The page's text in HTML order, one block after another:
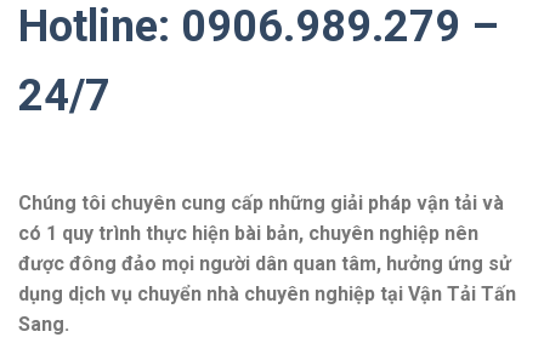
Hotline: 0906.989.279 –
24/7
Chúng tôi chuyên cung cấp những giải pháp vận tải và
có 1 quy trình thực hiện bài bản, chuyên nghiệp nên
được đông đảo mọi người dân quan tâm, hưởng ứng sử
dụng dịch vụ chuyển nhà chuyên nghiệp tại Vận Tải Tấn
Sang.